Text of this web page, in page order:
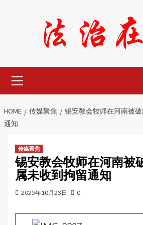
Menu
HOME 传媒聚焦
锡安教会牧师在河南被
通知
传媒聚焦
锡安教会牧师在河南被
属未收到拘留通知
2025年10月23日 0